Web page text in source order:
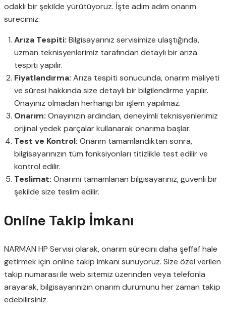
odaklı bir şekilde yürütüyoruz. İşte adım adım onarım
sürecimiz:
Arıza Tespiti: Bilgisayarınız servisimize ulaştığında,
uzman teknisyenlerimiz tarafından detaylı bir arıza
tespiti yapılır.
Fiyatlandırma: Arıza tespiti sonucunda, onarım maliyeti
ve süresi hakkında size detaylı bir bilgilendirme yapılır.
Onayınız olmadan herhangi bir işlem yapılmaz.
Onarım: Onayınızın ardından, deneyimli teknisyenlerimiz
orijinal yedek parçalar kullanarak onarıma başlar.
Test ve Kontrol: Onarım tamamlandıktan sonra,
bilgisayarınızın tüm fonksiyonları titizlikle test edilir ve
kontrol edilir.
Teslimat: Onarımı tamamlanan bilgisayarınız, güvenli bir
şekilde size teslim edilir.
Online Takip İmkanı
NARMAN HP Servisi olarak, onarım sürecini daha şeffaf hale
getirmek için online takip imkanı sunuyoruz. Size özel verilen
takip numarası ile web sitemiz üzerinden veya telefonla
arayarak, bilgisayarınızın onarım durumunu her zaman takip
edebilirsiniz.